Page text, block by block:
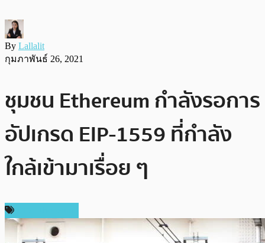
By Lallalit
กุมภาพันธ์ 26, 2021
ชุมชน Ethereum กำลังรอการ
อัปเกรด EIP-1559 ที่กำลัง
ใกล้เข้ามาเรื่อย ๆ